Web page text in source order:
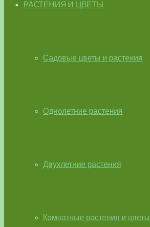
РАСТЕНИЯ И ЦВЕТЫ
Садовые цветы и растения
Однолетние растения
Двухлетние растения
Комнатные растения и цветы